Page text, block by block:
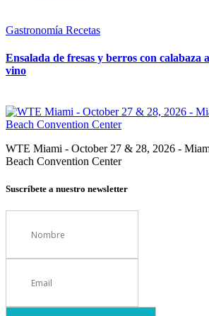
Gastronomía Recetas
Ensalada de fresas y berros con calabaza
vino
WTE Miami - October 27 & 28, 2026 -
Beach Convention Center
Suscríbete a nuestro newsletter